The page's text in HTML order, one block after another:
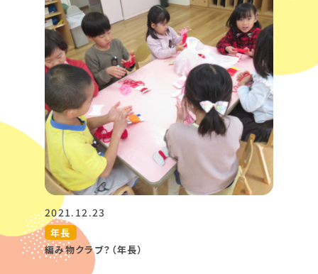
2021.12.23
年長
編み物クラブ？（年長）